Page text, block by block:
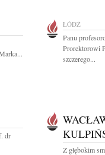
ŁÓDŹ
Panu
Prorektorowi
szczerego...
dr
Z głębokim